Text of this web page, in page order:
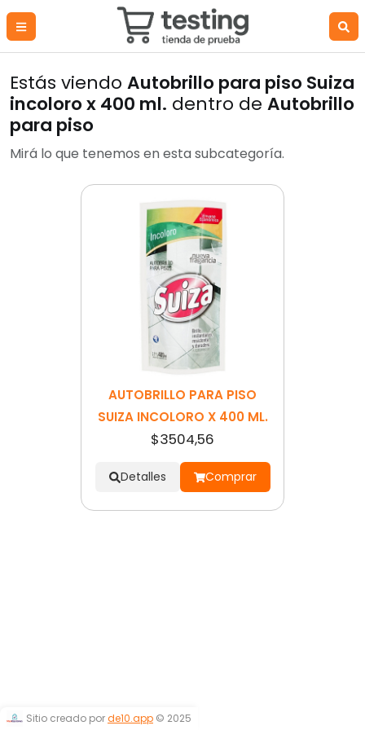
Estás viendo Autobrillo para piso Suiza
incoloro x 400 ml. dentro de Autobrillo
para piso
Mirá lo que tenemos en esta subcategoría.
AUTOBRILLO PARA PISO
SUIZA INCOLORO X 400 ML.
$3504,56
Detalles Comprar
Sitio creado porde10.app © 2025